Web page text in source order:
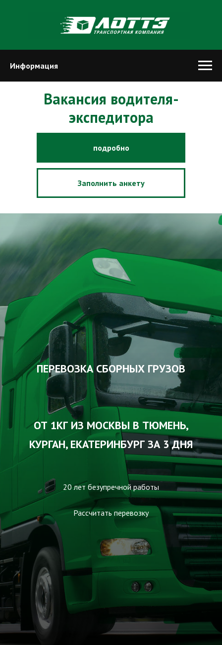
Информация
Вакансия водителя-
экспедитора
подробно
Заполнить анкету
ПЕРЕВОЗКА СБОРНЫХ ГРУЗОВ
ОТ 1КГ ИЗ МОСКВЫ В ТЮМЕНЬ,
КУРГАН, ЕКАТЕРИНБУРГ ЗА 3 ДНЯ
20 лет безупречной работы
Рассчитать перевозку